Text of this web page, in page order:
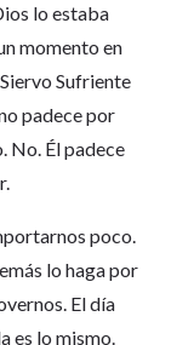
lo estaba
momento en
Sufriente
padece por
No. Él padece
poco.
lo haga por
El día
es lo mismo.